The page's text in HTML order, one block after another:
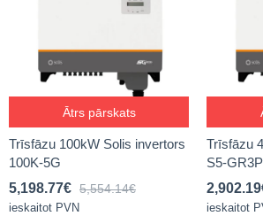
Ātrs pārskats
Trīsfāzu 100kW Solis invertors
100K-5G
5,198.77€ 5,554.14€
ieskaitot PVN
Trīsfāzu
S5-
2,902.19
ieskaitot